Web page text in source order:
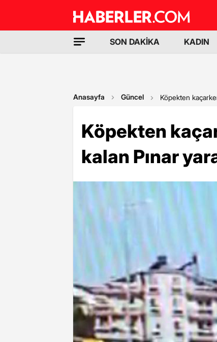
SON DAKİKA KADIN
Anasayfa Güncel Köpekten
Köpekten
kalan Pınar